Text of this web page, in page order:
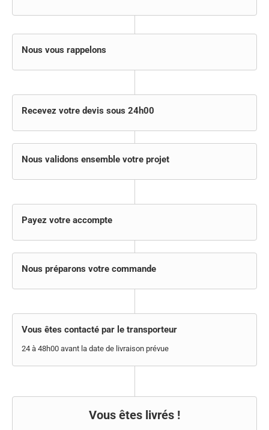
Nous vous rappelons
Recevez votre devis sous 24h00
Nous validons ensemble votre projet
Payez votre accompte
Nous préparons votre commande
Vous êtes contacté par le transporteur
24 à 48h00 avant la date de livraison prévue
Vous êtes livrés !